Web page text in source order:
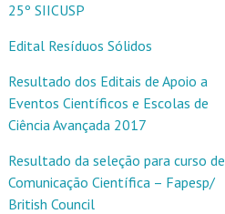
25º SIICUSP
Edital Resíduos Sólidos
Resultado dos Editais de Apoio a
Eventos Científicos e Escolas de
Ciência Avançada 2017
Resultado da seleção para curso de
Comunicação Científica – Fapesp/
British Council